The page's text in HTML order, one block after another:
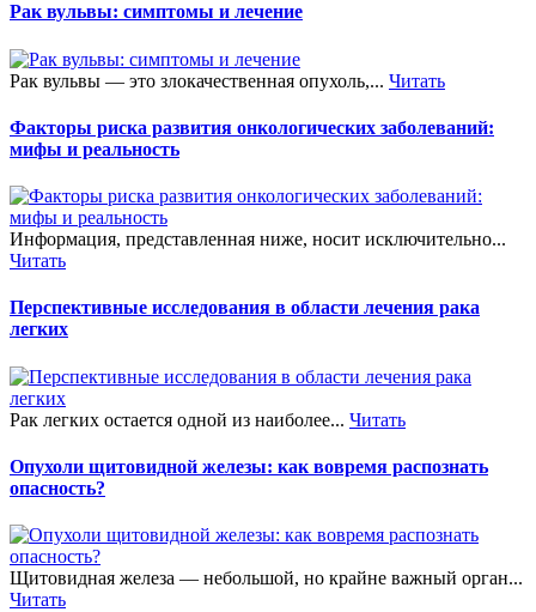
Рак вульвы: симптомы и лечение
Рак вульвы — это злокачественная опухоль,... Читать
Факторы риска развития онкологических заболеваний:
мифы и реальность
Информация, представленная ниже, носит исключительно...
Читать
Перспективные исследования в области лечения рака
легких
Рак легких остается одной из наиболее... Читать
Опухоли щитовидной железы: как вовремя распознать
опасность?
Щитовидная железа — небольшой, но крайне важный орган...
Читать